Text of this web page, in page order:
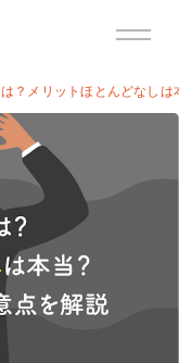
？メリットほとんどなし